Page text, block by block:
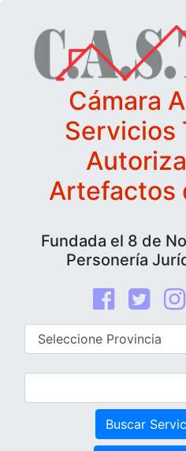
Cámara
Servicios
Artefactos
Fundada el 8 de
Personería